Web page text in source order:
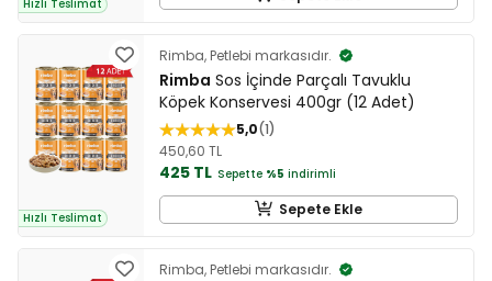
Hızlı Teslimat
Hızlı Teslimat
Rimba, Petlebi markasıdır.
Rimba Sos İçinde Parçalı Tavuklu
Köpek Konservesi 400gr (12 Adet)
5,0 1
450,60 TL
425 TL Sepette %5 indirimli
Sepete Ekle
Rimba, Petlebi markasıdır.